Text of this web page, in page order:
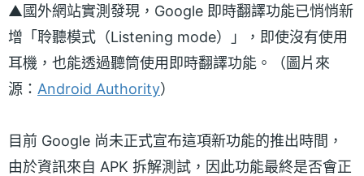
▲國外網站實測發現，Google 即時翻譯功能已悄悄新
增「聆聽模式（Listening mode）」，即使沒有使用
耳機，也能透過聽筒使用即時翻譯功能。（圖片來
源： Android Authority）
目前 Google 尚未正式宣布這項新功能的推出時間，
由於資訊來自 APK 拆解測試，因此功能最終是否會正